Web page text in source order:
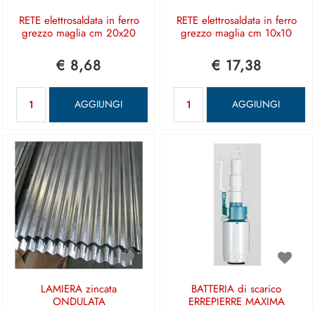
RETE elettrosaldata in ferro
grezzo maglia cm 20x20
€ 8,68
AGGIUNGI
RETE elettrosaldata in ferro
grezzo maglia cm 10x10
€ 17,38
AGGIUNGI
LAMIERA zincata
ONDULATA
BATTERIA di scarico
ERREPIERRE MAXIMA